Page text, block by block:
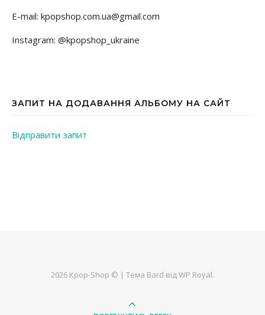
E-mail: kpopshop.com.ua@gmail.com
Instagram: @kpopshop_ukraine
ЗАПИТ НА ДОДАВАННЯ АЛЬБОМУ НА САЙТ
Відправити запит
2026 Kpop-Shop © | Тема Bard відWP Royal.